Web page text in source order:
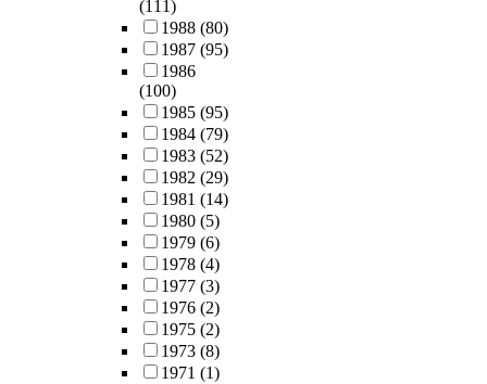
(111)
1988 (80)
1987 (95)
1986
(100)
1985 (95)
1984 (79)
1983 (52)
1982 (29)
1981 (14)
1980 (5)
1979 (6)
1978 (4)
1977 (3)
1976 (2)
1975 (2)
1973 (8)
1971 (1)